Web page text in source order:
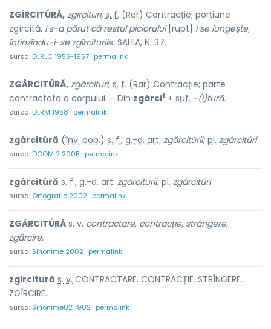
ZGÎRCITÚRĂ, zgîrcituri, s. f. (Rar) Contracție; porțiune
zgîrcită. I s-a părut că restul piciorului[rupt] i se lungește,
întinzîndu-i-se zgîrciturile. SAHIA, N. 37.
sursa:DLRLC 1955-1957 permalink
ZGÂRCITÚRĂ, zgârcituri, s. f. (Rar) Contracție; parte
contractata a corpului. – Din zgârci1 + suf. -(i)tură.
sursa:DLRM 1958 permalink
zgârcitúră (înv. pop.) s. f., g.-d. art. zgărcitúrii; pl. zgârcitúri
sursa:DOOM 2 2005 permalink
zgârcitúră s. f., g.-d. art. zgârcitúrii;pl. zgârcitúri
sursa: Ortografic 2002 permalink
ZGÂRCITÚRĂ s. v. contractare, contracție, strângere,
zgârcire.
sursa: Sinonime 2002 permalink
zgircitură s. v. CONTRACTARE. CONTRACȚIE. STRÎNGERE.
ZGÎRCIRE.
sursa: Sinonime82 1982 permalink